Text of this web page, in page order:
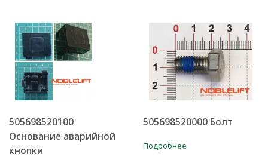
505698520100
Основание аварийной
кнопки
505698520000 Болт
Подробнее